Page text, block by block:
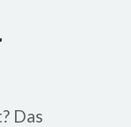
Das